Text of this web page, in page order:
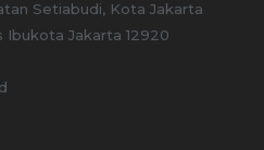
Setiabudi, Kota Jakarta
Ibukota Jakarta 12920